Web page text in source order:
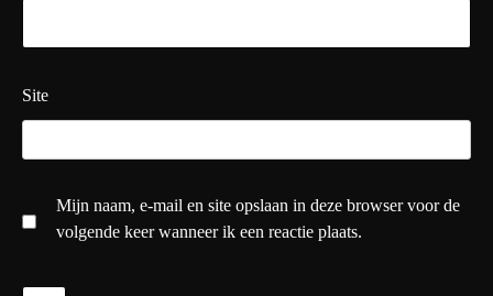
Site
Mijn naam, e-mail en site opslaan in deze browser voor de
volgende keer wanneer ik een reactie plaats.